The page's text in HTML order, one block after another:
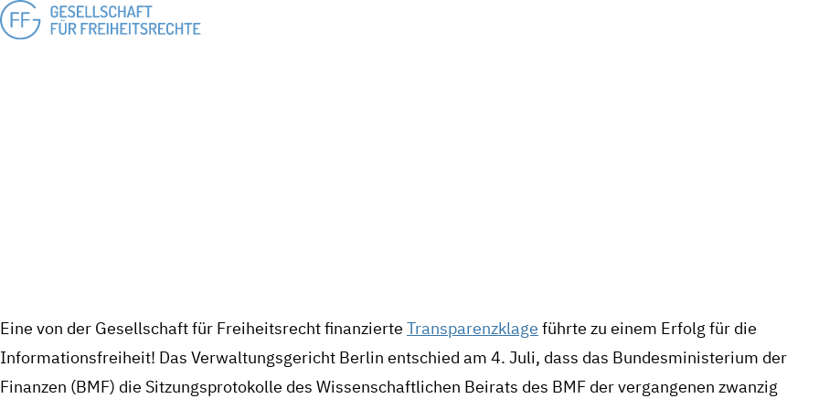
Eine von der Gesellschaft für Freiheitsrecht finanzierte Transparenzklage führte zu einem Erfolg für die
Informationsfreiheit! Das Verwaltungsgericht Berlin entschied am 4. Juli, dass das Bundesministerium der
Finanzen (BMF) die Sitzungsprotokolle des Wissenschaftlichen Beirats des BMF der vergangenen zwanzig